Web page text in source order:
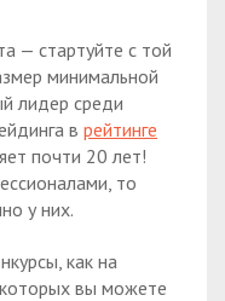
— стартуйте с той
минимальной
лидер среди
в рейтинге
почти 20 лет!
то
у них.
как на
вы можете